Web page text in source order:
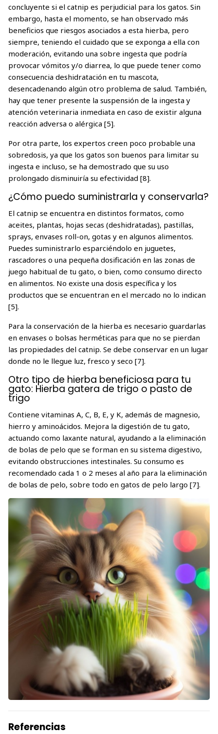
concluyente si el catnip es perjudicial para los gatos. Sin
embargo, hasta el momento, se han observado más
beneficios que riesgos asociados a esta hierba, pero
siempre, teniendo el cuidado que se exponga a ella con
moderación, evitando una sobre ingesta que podría
provocar vómitos y/o diarrea, lo que puede tener como
consecuencia deshidratación en tu mascota,
desencadenando algún otro problema de salud. También,
hay que tener presente la suspensión de la ingesta y
atención veterinaria inmediata en caso de existir alguna
reacción adversa o alérgica [5].
Por otra parte, los expertos creen poco probable una
sobredosis, ya que los gatos son buenos para limitar su
ingesta e incluso, se ha demostrado que su uso
prolongado disminuiría su efectividad [8].
¿Cómo puedo suministrarla y conservarla?
El catnip se encuentra en distintos formatos, como
aceites, plantas, hojas secas (deshidratadas), pastillas,
sprays, envases roll-on, gotas y en algunos alimentos.
Puedes suministrarlo esparciéndolo en juguetes,
rascadores o una pequeña dosificación en las zonas de
juego habitual de tu gato, o bien, como consumo directo
en alimentos. No existe una dosis específica y los
productos que se encuentran en el mercado no lo indican
[5].
Para la conservación de la hierba es necesario guardarlas
en envases o bolsas herméticas para que no se pierdan
las propiedades del catnip. Se debe conservar en un lugar
donde no le llegue luz, fresco y seco [7].
Otro tipo de hierba beneficiosa para tu
gato: Hierba gatera de trigo o pasto de
trigo
Contiene vitaminas A, C, B, E, y K, además de magnesio,
hierro y aminoácidos. Mejora la digestión de tu gato,
actuando como laxante natural, ayudando a la eliminación
de bolas de pelo que se forman en su sistema digestivo,
evitando obstrucciones intestinales. Su consumo es
recomendado cada 1 o 2 meses al año para la eliminación
de bolas de pelo, sobre todo en gatos de pelo largo [7].
Referencias